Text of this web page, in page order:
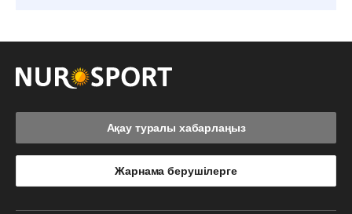
Ақау туралы хабарлаңыз
Жарнама берушілерге